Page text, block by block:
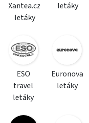
Xantea.cz
letáky
letáky
ESO
travel
letáky
Euronova
letáky